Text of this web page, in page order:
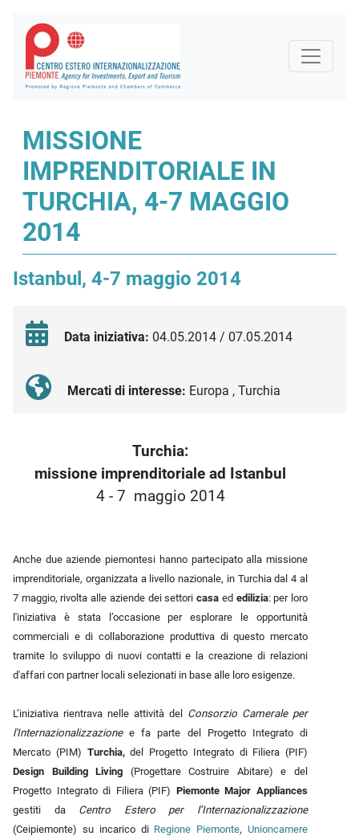
MISSIONE
IMPRENDITORIALE IN
TURCHIA, 4-7 MAGGIO
2014
Istanbul, 4-7 maggio 2014
Data iniziativa: 04.05.2014 / 07.05.2014
Mercati di interesse: Europa , Turchia
Descrizione iniziativa
Turchia:
missione imprenditoriale ad Istanbul
4 - 7 maggio 2014
Anche due aziende piemontesi hanno partecipato alla missione
imprenditoriale, organizzata a livello nazionale, in Turchia dal 4 al
7 maggio, rivolta alle aziende dei settoricasa ed edilizia: per loro
l'iniziativa è stata l’occasione per esplorare le opportunità
commerciali e di collaborazione produttiva di questo mercato
tramite lo sviluppo di nuovi contatti e la creazione di relazioni
d'affari con partner locali selezionati in base alle loro esigenze.
L’iniziativa rientrava nelle attività del Consorzio Camerale per
l'Internazionalizzazionee fa parte del Progetto Integrato di
Mercato (PIM) Turchia, del
Progetto Integrato di Filiera (PIF)
Design Building Living
(Progettare Costruire Abitare) e del
Progetto Integrato di Filiera (PIF) Piemonte Major Appliances
gestiti da Centro Estero per l’Internazionalizzazione
(Ceipiemonte) su incarico di Regione Piemonte,Unioncamere